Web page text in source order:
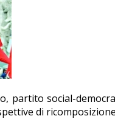
partito social-
di